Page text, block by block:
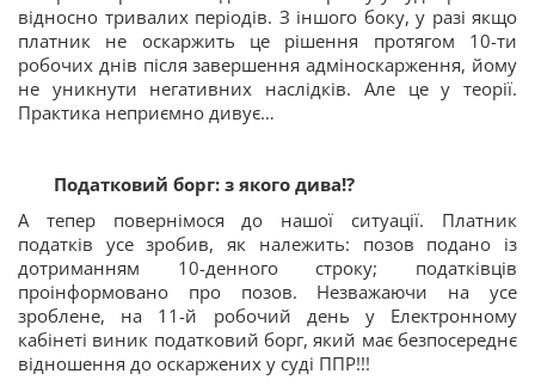
відносно тривалих періодів. З іншого боку, у разі якщо
платник не оскаржить це рішення протягом 10-ти
робочих днів після завершення адміноскарження, йому
не уникнути негативних наслідків. Але це у теорії.
Практика неприємно дивує…
Податковий борг: з якого дива!?
А тепер повернімося до нашої ситуації. Платник
податків усе зробив, як належить: позов подано із
дотриманням 10-денного строку; податківців
проінформовано про позов. Незважаючи на усе
зроблене, на 11-й робочий день у Електронному
кабінеті виник податковий борг, який має безпосереднє
відношення до оскаржених у суді ППР!!!